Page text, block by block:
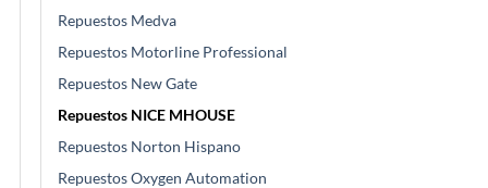
Repuestos Medva
Repuestos Motorline Professional
Repuestos New Gate
Repuestos NICE MHOUSE
Repuestos Norton Hispano
Repuestos Oxygen Automation